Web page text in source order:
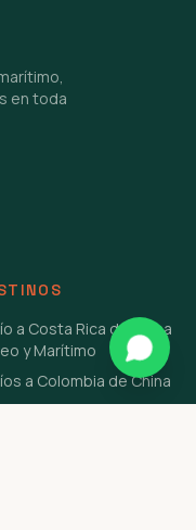
en toda
a Costa Rica de China
y Marítimo
a Colombia de China